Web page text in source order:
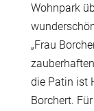
Wohnpark
„Frau
die Patin ist
Borchert.